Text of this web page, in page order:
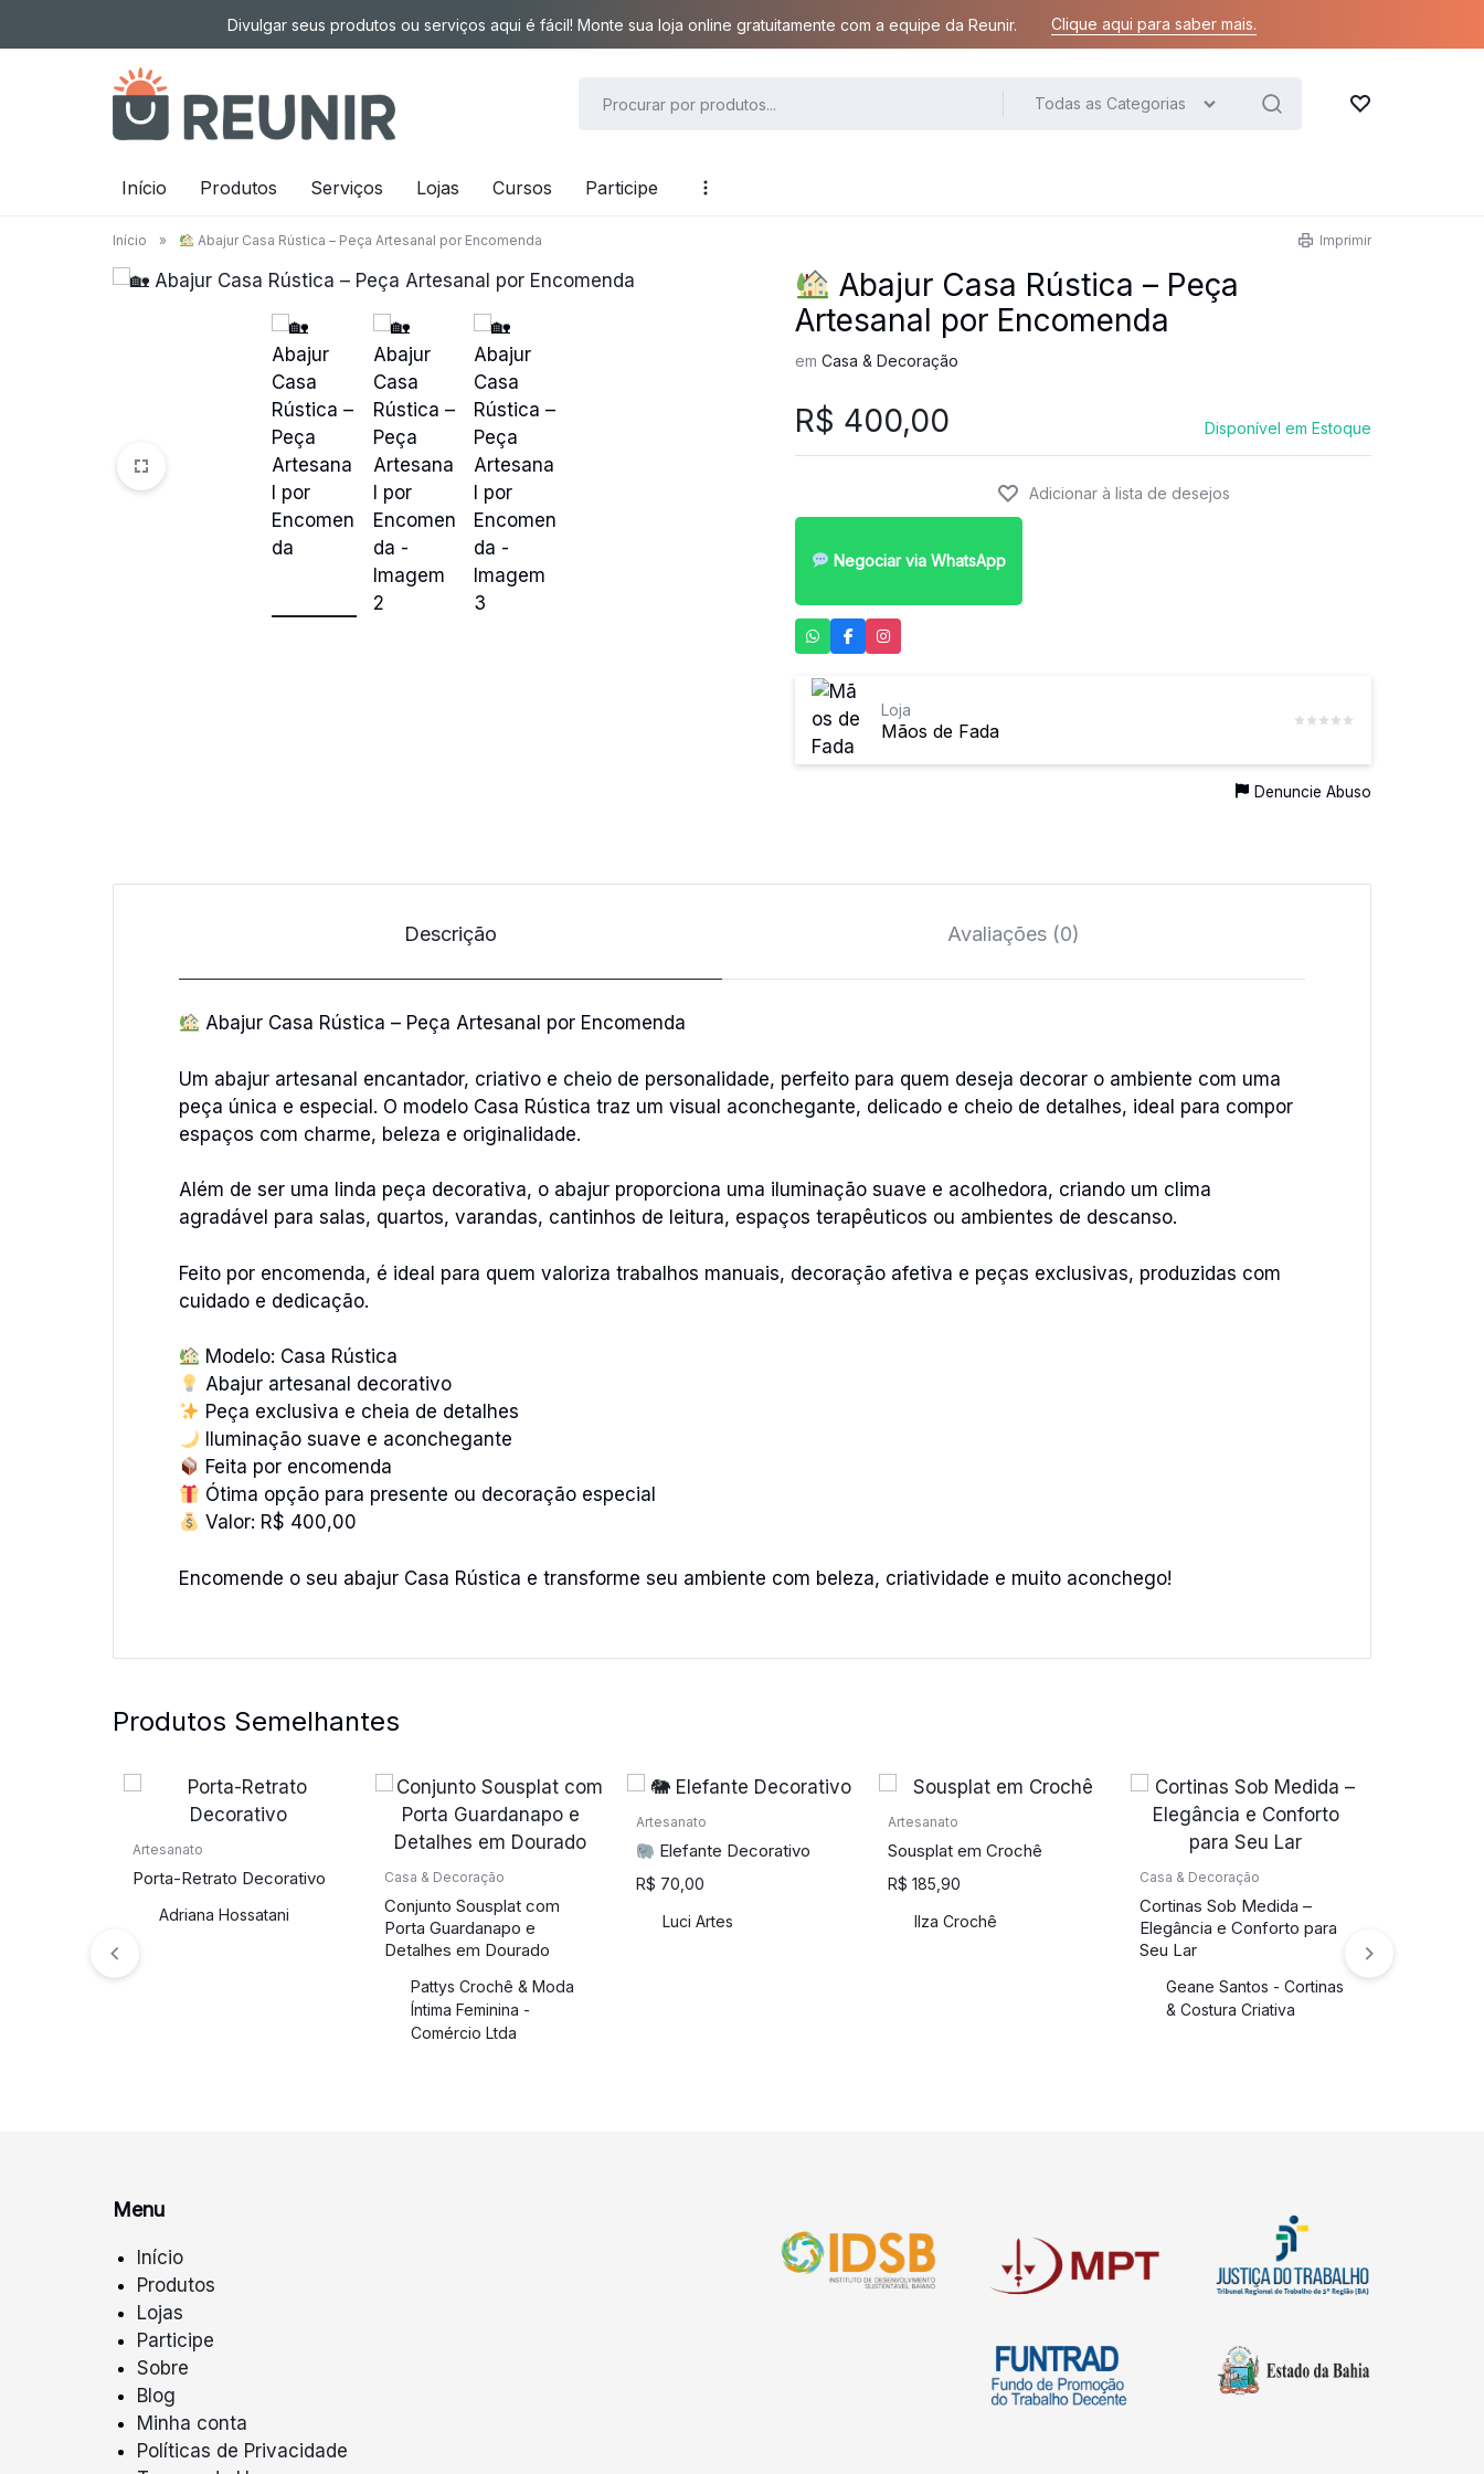
Divulgar seus produtos ou serviços aqui é fácil! Monte sua loja online gratuitamente com a equipe da Reunir. Clique aqui para saber mais.
tecnologia
oportunizando
para
Todas as Categorias
Início Produtos Serviços Lojas Cursos Participe
Início » Abajur Casa Rústica – Peça Artesanal por Encomenda Imprimir
Abajur Casa Rústica – Peça
Artesanal por Encomenda
emCasa & Decoração
R$ 400,00 Disponível em Estoque
Negociar via WhatsApp
Mãos de Fada
Loja
Denuncie Abuso
Descrição Avaliações (0)
Abajur Casa Rústica – Peça Artesanal por Encomenda
Um abajur artesanal encantador, criativo e cheio de personalidade, perfeito para quem deseja decorar o ambiente com uma
peça única e especial. O modelo Casa Rústica traz um visual aconchegante, delicado e cheio de detalhes, ideal para compor
espaços com charme, beleza e originalidade.
Além de ser uma linda peça decorativa, o abajur proporciona uma iluminação suave e acolhedora, criando um clima
agradável para salas, quartos, varandas, cantinhos de leitura, espaços terapêuticos ou ambientes de descanso.
Feito por encomenda, é ideal para quem valoriza trabalhos manuais, decoração afetiva e peças exclusivas, produzidas com
cuidado e dedicação.
Modelo: Casa Rústica
Abajur artesanal decorativo
Peça exclusiva e cheia de detalhes
Iluminação suave e aconchegante
Feita por encomenda
Ótima opção para presente ou decoração especial
Valor: R$ 400,00
Encomende o seu abajur Casa Rústica e transforme seu ambiente com beleza, criatividade e muito aconchego!
Produtos Semelhantes
Artesanato
Porta-Retrato Decorativo
Adriana Hossatani
Casa & Decoração
Conjunto Sousplat com
Porta Guardanapo e
Detalhes em Dourado
Pattys Crochê & Moda
Íntima Feminina -
Comércio Ltda
Artesanato
Elefante Decorativo
R$ 70,00
Luci Artes
Artesanato
Sousplat em Crochê
R$ 185,90
Ilza Crochê
Casa & Decoração
Cortinas Sob Medida –
Elegância e Conforto para
Seu Lar
Geane Santos - Cortinas
& Costura Criativa
Menu
Início
Produtos
Lojas
Participe
Sobre
Blog
Minha conta
Políticas de Privacidade